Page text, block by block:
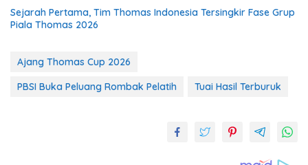
Sejarah Pertama, Tim Thomas Indonesia Tersingkir Fase Grup
Piala Thomas 2026
Ajang Thomas Cup 2026
PBSI Buka Peluang Rombak Pelatih
Tuai Hasil Terburuk